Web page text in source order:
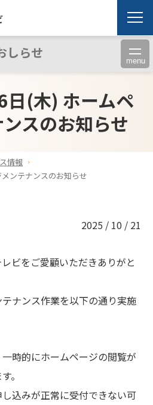
しらせ menu
(木) ホームペ
スのお知らせ
情報
ンテナンスのお知らせ
2025 / 10 / 21
ビをご愛顧いただきありがと
ナンス作業を以下の通り実施
時的にホームページの閲覧が
。
込みが正常に受付できない可